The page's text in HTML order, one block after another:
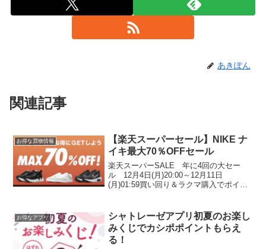
あきぽん
関連記事
お得な買物情報
【楽天スーパーセール】NIKE ナ
イキ最大70％OFFセール
楽天スーパーSALE 年に4回の大セー
ル 12月4日(月)20:00～12月11日
(月)01:59買い回り＆ラクマ購入でポイン
ポイント4倍獲得上限ポイント：1,00...
お得なアプリ
シャトレーゼアプリ初夏のお楽し
みくじでカシポポイントもらえ
る！